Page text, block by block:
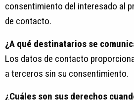
consentimiento del interesado al
de contacto.
¿A qué destinatarios se
Los datos de contacto
a terceros sin su consentimiento.
¿Cuáles son sus derechos